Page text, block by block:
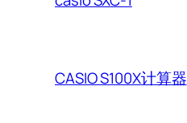
CASIO S100X计算器